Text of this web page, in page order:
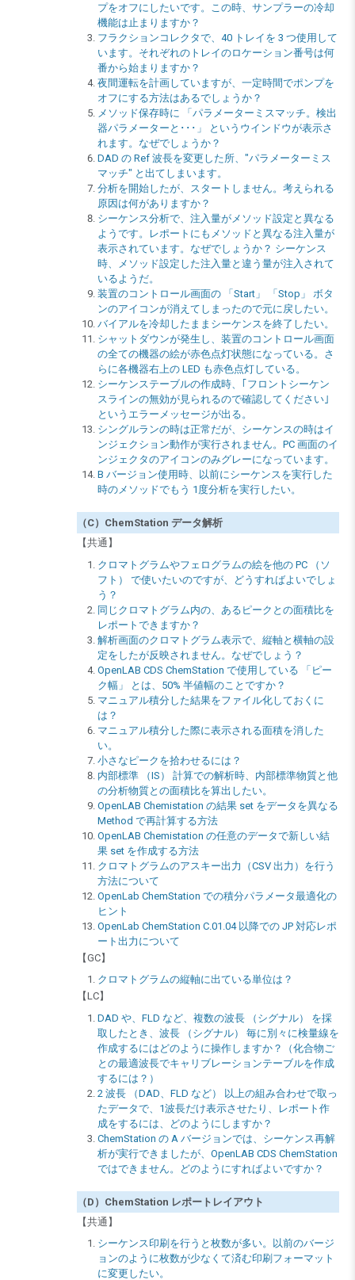
プをオフにしたいです。この時、サンプラーの冷却
機能は止まりますか？
フラクションコレクタで、40 トレイを 3 つ使用して
います。それぞれのトレイのロケーション番号は何
番から始まりますか？
夜間運転を計画していますが、一定時間でポンプを
オフにする方法はあるでしょうか？
メソッド保存時に 「パラメーターミスマッチ。検出
器パラメーターと･･･」 というウインドウが表示さ
れます。なぜでしょうか？
DAD の Ref 波長を変更した所、"パラメーターミス
マッチ" と出てしまいます。
分析を開始したが、スタートしません。考えられる
原因は何がありますか？
シーケンス分析で、注入量がメソッド設定と異なる
ようです。レポートにもメソッドと異なる注入量が
表示されています。なぜでしょうか？ シーケンス
時、メソッド設定した注入量と違う量が注入されて
いるようだ。
装置のコントロール画面の 「Start」 「Stop」 ボタ
ンのアイコンが消えてしまったので元に戻したい。
バイアルを冷却したままシーケンスを終了したい。
シャットダウンが発生し、装置のコントロール画面
の全ての機器の絵が赤色点灯状態になっている。さ
らに各機器右上の LED も赤色点灯している。
シーケンステーブルの作成時、｢フロントシーケン
スラインの無効が見られるので確認してください｣
というエラーメッセージが出る。
シングルランの時は正常だが、シーケンスの時はイ
ンジェクション動作が実行されません。PC 画面のイ
ンジェクタのアイコンのみグレーになっています。
B バージョン使用時、以前にシーケンスを実行した
時のメソッドでもう 1度分析を実行したい。
（C）ChemStation データ解析
【共通】
クロマトグラムやフェログラムの絵を他の PC （ソ
フト） で使いたいのですが、どうすればよいでしょ
う？
同じクロマトグラム内の、あるピークとの面積比を
レポートできますか？
解析画面のクロマトグラム表示で、縦軸と横軸の設
定をしたが反映されません。なぜでしょう？
OpenLAB CDS ChemStation で使用している 「ピー
ク幅」 とは、50% 半値幅のことですか？
マニュアル積分した結果をファイル化しておくに
は？
マニュアル積分した際に表示される面積を消した
い。
小さなピークを拾わせるには？
内部標準 （IS） 計算での解析時、内部標準物質と他
の分析物質との面積比を算出したい。
OpenLAB Chemistation の結果 set をデータを異なる
Method で再計算する方法
OpenLAB Chemistation の任意のデータで新しい結
果 set を作成する方法
クロマトグラムのアスキー出力（CSV 出力）を行う
方法について
OpenLab ChemStation での積分パラメータ最適化の
ヒント
OpenLab ChemStation C.01.04 以降での JP 対応レポ
ート出力について
【GC】
クロマトグラムの縦軸に出ている単位は？
【LC】
DAD や、FLD など、複数の波長 （シグナル） を採
取したとき、波長 （シグナル） 毎に別々に検量線を
作成するにはどのように操作しますか？（化合物ご
との最適波長でキャリブレーションテーブルを作成
するには？）
2 波長 （DAD、FLD など） 以上の組み合わせで取っ
たデータで、1波長だけ表示させたり、レポート作
成をするには、どのようにしますか？
ChemStation の A バージョンでは、シーケンス再解
析が実行できましたが、OpenLAB CDS ChemStation
ではできません。どのようにすればよいですか？
（D）ChemStation レポートレイアウト
【共通】
シーケンス印刷を行うと枚数が多い。以前のバージ
ョンのように枚数が少なくて済む印刷フォーマット
に変更したい。